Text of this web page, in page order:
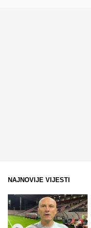
NAJNOVIJE VIJESTI